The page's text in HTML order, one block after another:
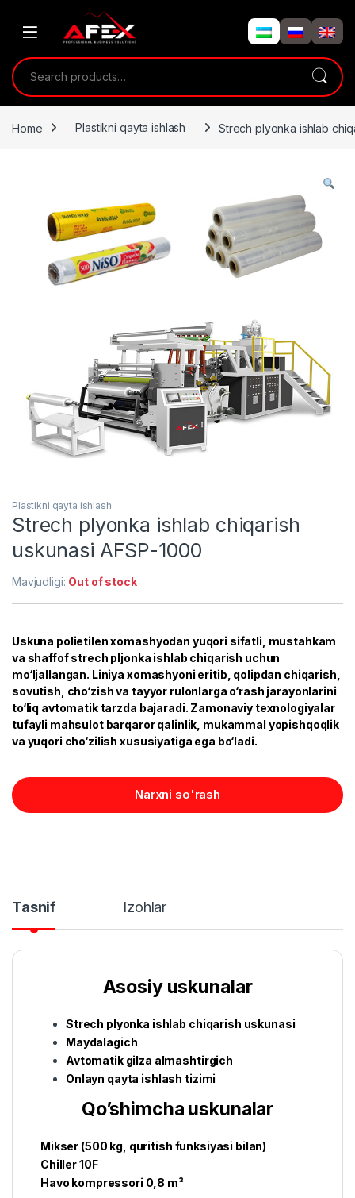
Search for:
Home Plastikni qayta ishlash Strech plyonka ishlab
Plastikni qayta ishlash
Strech plyonka ishlab chiqarish
uskunasi AFSP-1000
Mavjudligi: Out of stock
Uskuna polietilen xomashyodan yuqori sifatli, mustahkam
va shaffof strech pljonka ishlab chiqarish uchun
mo‘ljallangan. Liniya xomashyoni eritib, qolipdan chiqarish,
sovutish, cho‘zish va tayyor rulonlarga o‘rash jarayonlarini
to‘liq avtomatik tarzda bajaradi. Zamonaviy texnologiyalar
tufayli mahsulot barqaror qalinlik, mukammal yopishqoqlik
va yuqori cho‘zilish xususiyatiga ega bo‘ladi.
Narxni so'rash
Tasnif Izohlar
Asosiy uskunalar
Strech plyonka ishlab chiqarish uskunasi
Maydalagich
Avtomatik gilza almashtirgich
Onlayn qayta ishlash tizimi
Qo’shimcha uskunalar
Mikser (500 kg, quritish funksiyasi bilan)
Chiller 10F
Havo kompressori 0,8 m³